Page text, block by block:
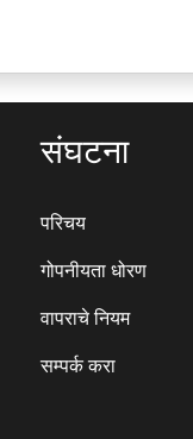
संघटना
परिचय
गोपनीयता धोरण
वापराचे नियम
सम्पर्क करा